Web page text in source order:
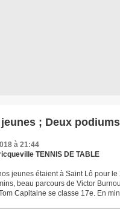
; Deux podiums
à 21:44
TENNIS DE TABLE
jeunes étaient à Saint Lô pour
beau parcours de Victor
Capitaine se classe 17e. En